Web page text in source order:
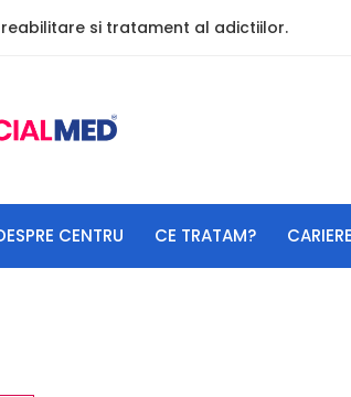
si tratament al adictiilor.
CENTRU CE TRATAM? CARIERE